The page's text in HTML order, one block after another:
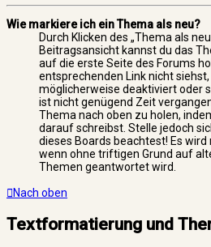
Wie markiere ich ein Thema als neu?
Durch Klicken des „Thema als
Beitragsansicht kannst du das
auf die erste Seite des Forums
entsprechenden Link nicht
möglicherweise deaktiviert oder
ist nicht genügend Zeit
Thema nach oben zu holen,
darauf schreibst. Stelle jedoch
dieses Boards beachtest! Es
wenn ohne triftigen Grund auf
Themen geantwortet wird.
Nach oben
Textformatierung und